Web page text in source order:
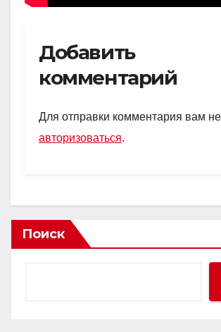
Добавить
комментарий
Для отправки комментария вам
авторизоваться.
Поиск